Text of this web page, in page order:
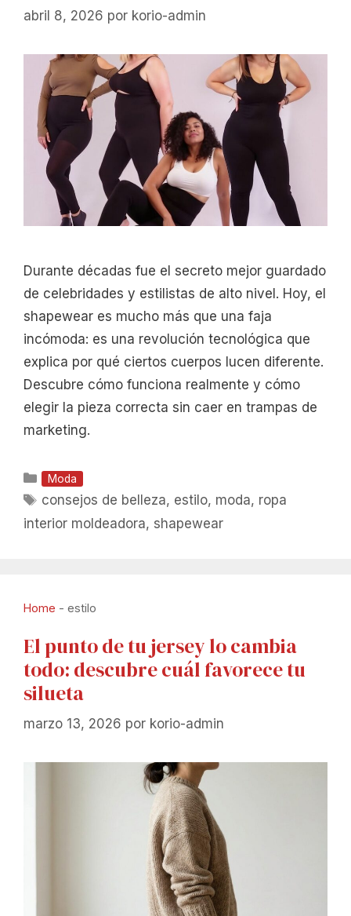
abril 8, 2026 por korio-admin
Durante décadas fue el secreto mejor guardado
de celebridades y estilistas de alto nivel. Hoy, el
shapewear es mucho más que una faja
incómoda: es una revolución tecnológica que
explica por qué ciertos cuerpos lucen diferente.
Descubre cómo funciona realmente y cómo
elegir la pieza correcta sin caer en trampas de
marketing.
Categorías
Moda
Etiquetas
consejos de belleza, estilo, moda, ropa
interior moldeadora, shapewear
Home - estilo
El punto de tu jersey lo cambia
todo: descubre cuál favorece tu
silueta
marzo 13, 2026 por korio-admin